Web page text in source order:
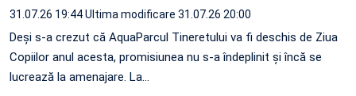
31.07.26 19:44Ultima modificare 31.07.26 20:00
Deși s-a crezut că AquaParcul Tineretului va fi deschis de Ziua
Copiilor anul acesta, promisiunea nu s-a îndeplinit și încă se
lucrează la amenajare. La…